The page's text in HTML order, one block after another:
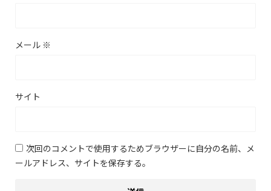
メール ※
サイト
次回のコメントで使用するためブラウザーに自分の名前、メ
ールアドレス、サイトを保存する。